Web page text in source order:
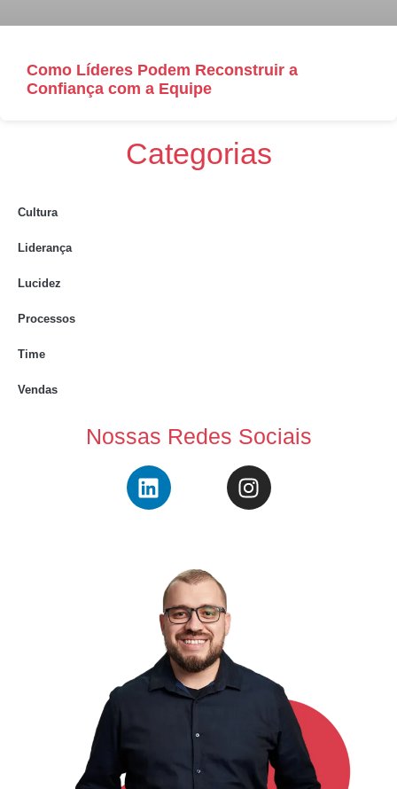
Como Líderes Podem Reconstruir a
Confiança com a Equipe
Categorias
Cultura
Liderança
Lucidez
Processos
Time
Vendas
Nossas Redes Sociais